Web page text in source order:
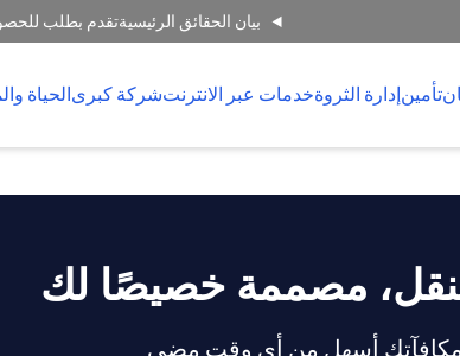
بيان الحقائق الرئيسيةتقدم بطلب
تأمينإدارة الثروةخدمات عبر الانترنتشركة كبرىالحياة
مصممة خصيصًا لك
مكافآتك أسهل من أي وقت مضى